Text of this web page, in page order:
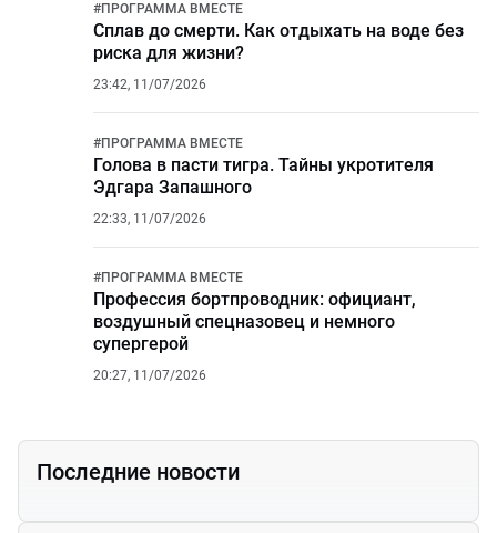
#ПРОГРАММА ВМЕСТЕ
Сплав до смерти. Как отдыхать на воде без
риска для жизни?
23:42, 11/07/2026
#ПРОГРАММА ВМЕСТЕ
Голова в пасти тигра. Тайны укротителя
Эдгара Запашного
22:33, 11/07/2026
#ПРОГРАММА ВМЕСТЕ
Профессия бортпроводник: официант,
воздушный спецназовец и немного
супергерой
20:27, 11/07/2026
Последние новости